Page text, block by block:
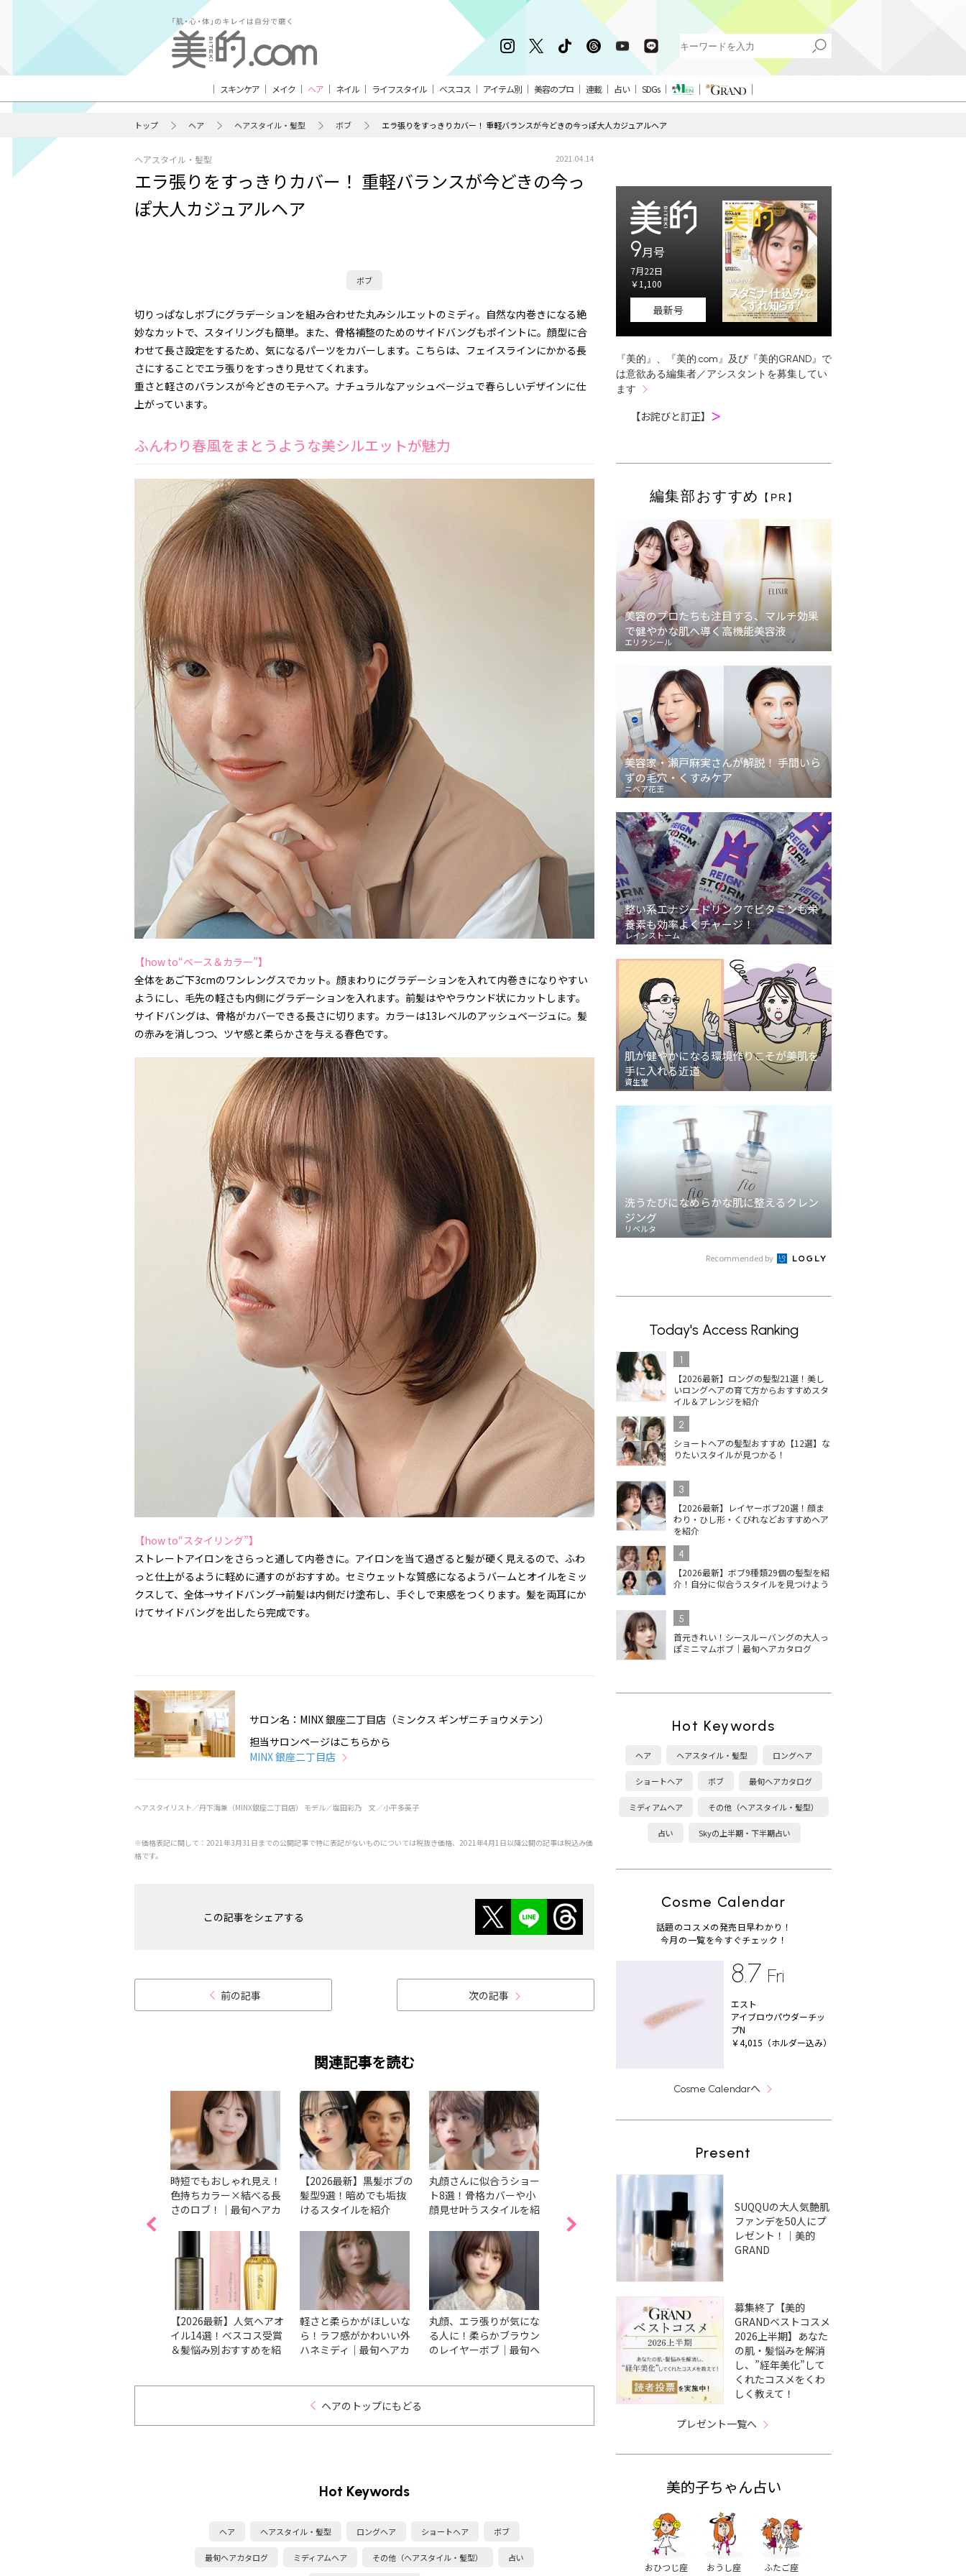
スキンケア メイク ヘア ネイル ライフスタイル ベスコス アイテム別 美容のプロ 連載 占い SDGs
トップ ヘア ヘアスタイル・髪型 ボブ エラ張りをすっきりカバー！ 重軽バランスが今どきの今っぽ大人カジュアルヘア
ヘアスタイル・髪型 2021.04.14
エラ張りをすっきりカバー！ 重軽バランスが今どきの今っ
ぽ大人カジュアルヘア
ボブ
切りっぱなしボブにグラデーションを組み合わせた丸みシルエットのミディ。自然な内巻きになる絶
妙なカットで、スタイリングも簡単。また、骨格補整のためのサイドバングもポイントに。顔型に合
わせて長さ設定をするため、気になるパーツをカバーします。こちらは、フェイスラインにかかる長
さにすることでエラ張りをすっきり見せてくれます。
重さと軽さのバランスが今どきのモテヘア。ナチュラルなアッシュベージュで春らしいデザインに仕
上がっています。
ふんわり春風をまとうような美シルエットが魅力
【how to“ベース＆カラー”】
全体をあご下3cmのワンレングスでカット。顔まわりにグラデーションを入れて内巻きになりやすい
ようにし、毛先の軽さも内側にグラデーションを入れます。前髪はややラウンド状にカットします。
サイドバングは、骨格がカバーできる長さに切ります。カラーは13レベルのアッシュベージュに。髪
の赤みを消しつつ、ツヤ感と柔らかさを与える春色です。
【how to“スタイリング”】
ストレートアイロンをさらっと通して内巻きに。アイロンを当て過ぎると髪が硬く見えるので、ふわ
っと仕上がるように軽めに通すのがおすすめ。セミウェットな質感になるようバームとオイルをミッ
クスして、全体→サイドバング→前髪は内側だけ塗布し、手ぐしで束感をつくります。髪を両耳にか
けてサイドバングを出したら完成です。
サロン名：MINX 銀座二丁目店（ミンクス ギンザニチョウメテン）
担当サロンページはこちらから
MINX 銀座二丁目店
ヘアスタイリスト／丹下海兼（MINX銀座二丁目店） モデル／塩田彩乃 文／小平多英子
※価格表記に関して：2021年3月31日までの公開記事で特に表記がないものについては税抜き価格、2021年4月1日以降公開の記事は税込み価
格です。
この記事をシェアする
前の記事 次の記事
関連記事を読む
時短でもおしゃれ見え！
色持ちカラー×結べる長
さのロブ！｜最旬ヘアカ
【2026最新】人気ヘアオ
イル14選！ベスコス受賞
＆髪悩み別おすすめを紹
【2026最新】黒髪ボブの
髪型9選！暗めでも垢抜
けるスタイルを紹介
軽さと柔らかがほしいな
ら！ラフ感がかわいい外
ハネミディ｜最旬ヘアカ
丸顔さんに似合うショー
ト8選！骨格カバーや小
顔見せ叶うスタイルを紹
丸顔、エラ張りが気にな
る人に！柔らかブラウン
のレイヤーボブ｜最旬ヘ
ロングヘアに似合う前髪
21選！あり・なし別や印
象変わる方法を紹介
【2026最新】くびれミデ
ィアム15選！スタイル別
ヘアや巻き方を紹介
スタイルを紹介
面長さんにおすすめのミ
ディアム19選！顔まわり
や前髪で顔型をカバー
肌なじみの良い柔らかな
髪色を紹介
ウザバングで抜け感＆洒
落感アップ！おすすめス
タイル＆顔周りを変える
方法を紹介
ヘアのトップにもどる
Hot Keywords
ヘア ヘアスタイル・髪型 ロングヘア ショートヘア ボブ
最旬ヘアカタログ ミディアムヘア その他（ヘアスタイル・髪型） 占い
9月号
7月22日
￥1,100
最新号
『美的』、『美的.com』及び『美的GRAND』で
は意欲ある編集者／アシスタントを募集してい
ます
【お詫びと訂正】 ＞
編集部おすすめ 【PR】
美容のプロたちも注目する、マルチ効果
で健やかな肌へ導く高機能美容液
エリクシール
美容家・瀬戸麻実さんが解説！ 手間いら
ずの毛穴・くすみケア
ニベア花王
整い系エナジードリンクでビタミンも栄
養素も効率よくチャージ！
レインストーム
肌が健やかになる環境作りこそが美肌を
手に入れる近道
資生堂
洗うたびになめらかな肌に整えるクレン
ジング
リベルタ
Recommended by
Today's Access Ranking
1
【2026最新】ロングの髪型21選！美し
いロングヘアの育て方からおすすめスタ
イル＆アレンジを紹介
2
ショートヘアの髪型おすすめ【12選】な
りたいスタイルが見つかる！
3
【2026最新】レイヤーボブ20選！顔ま
わり・ひし形・くびれなどおすすめヘア
を紹介
4
【2026最新】ボブ9種類29個の髪型を紹
介！自分に似合うスタイルを見つけよう
5
首元きれい！シースルーバングの大人っ
ぽミニマムボブ｜最旬ヘアカタログ
Hot Keywords
ヘア ヘアスタイル・髪型 ロングヘア
ショートヘア ボブ 最旬ヘアカタログ
ミディアムヘア その他（ヘアスタイル・髪型）
占い Skyの上半期・下半期占い
Cosme Calendar
話題のコスメの発売日早わかり！
今月の一覧を今すぐチェック！
8.7 Fri
エスト
アイブロウパウダーチッ
プN
￥4,015（ホルダー込み）
Cosme Calendarへ
Present
SUQQUの大人気艶肌
ファンデを50人にプ
レゼント！｜美的
GRAND
募集終了【美的
GRANDベストコスメ
2026上半期】あなた
の肌・髪悩みを解消
し、”経年美化”して
くれたコスメをくわ
しく教えて！
プレゼント一覧へ
美的子ちゃん占い
おひつじ座 おうし座 ふたご座